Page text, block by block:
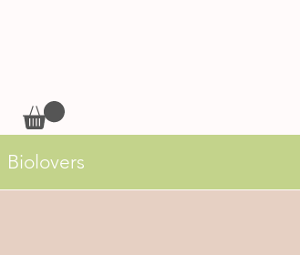
Biolovers